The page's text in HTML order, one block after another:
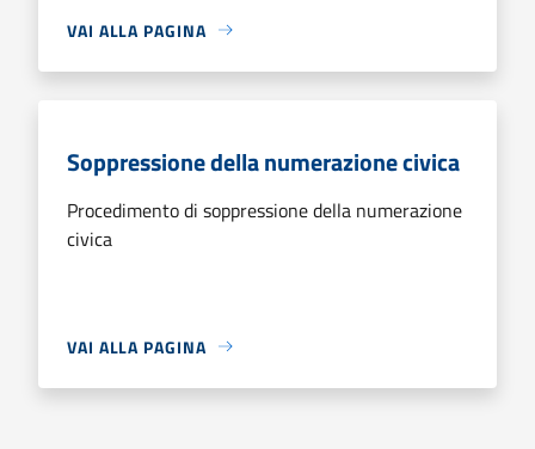
VAI ALLA PAGINA
Soppressione della numerazione civica
Procedimento di soppressione della numerazione
civica
VAI ALLA PAGINA